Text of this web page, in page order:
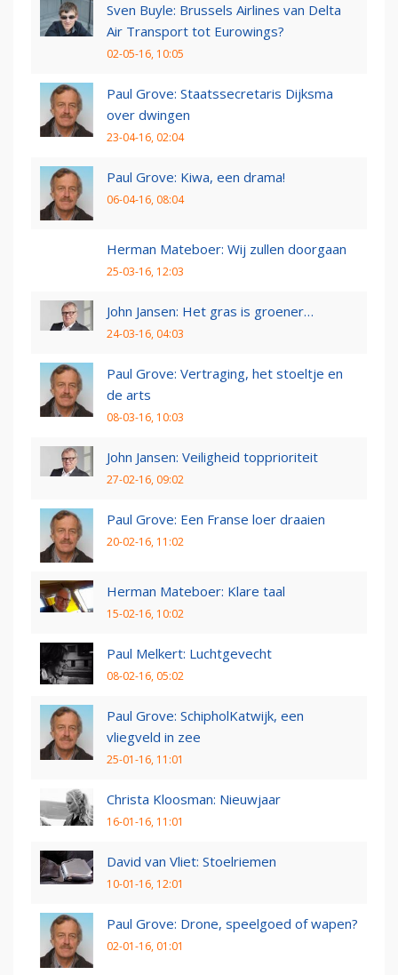
Sven Buyle: Brussels Airlines van Delta
Air Transport tot Eurowings?
02-05-16, 10:05
Paul Grove: Staatssecretaris Dijksma
over dwingen
23-04-16, 02:04
Paul Grove: Kiwa, een drama!
06-04-16, 08:04
Herman Mateboer: Wij zullen doorgaan
25-03-16, 12:03
John Jansen: Het gras is groener…
24-03-16, 04:03
Paul Grove: Vertraging, het stoeltje en
de arts
08-03-16, 10:03
John Jansen: Veiligheid topprioriteit
27-02-16, 09:02
Paul Grove: Een Franse loer draaien
20-02-16, 11:02
Herman Mateboer: Klare taal
15-02-16, 10:02
Paul Melkert: Luchtgevecht
08-02-16, 05:02
Paul Grove: SchipholKatwijk, een
vliegveld in zee
25-01-16, 11:01
Christa Kloosman: Nieuwjaar
16-01-16, 11:01
David van Vliet: Stoelriemen
10-01-16, 12:01
Paul Grove: Drone, speelgoed of wapen?
02-01-16, 01:01